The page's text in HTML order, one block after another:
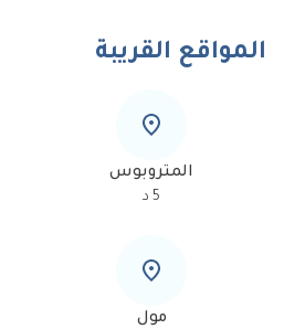
المواقع القريبة
المتروبوس
5 د
مول